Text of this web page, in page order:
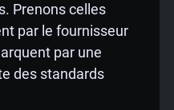
Prenons celles
par le fournisseur
par une
des standards